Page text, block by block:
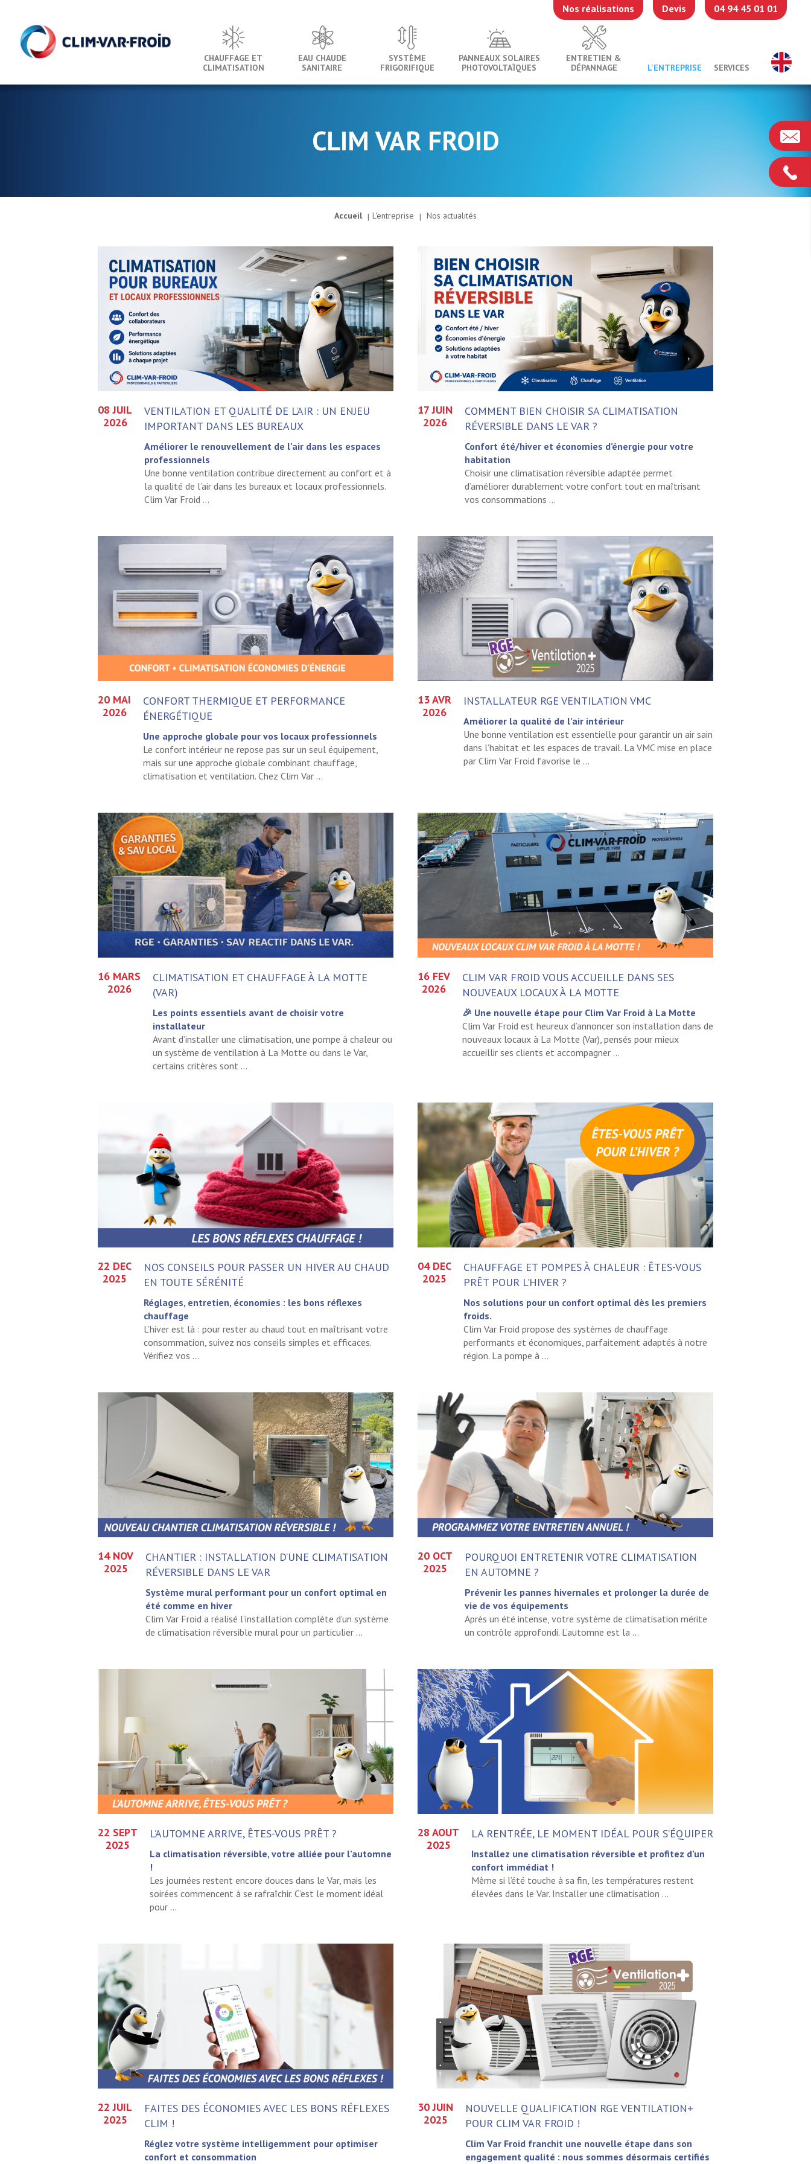
CHAUFFAGE ET
CLIMATISATION
EAU CHAUDE
SANITAIRE
SYSTÈME
FRIGORIFIQUE
PANNEAUX SOLAIRES
PHOTOVOLTAÏQUES
ENTRETIEN &
DÉPANNAGE
L'ENTREPRISE SERVICES
Nos réalisations Devis 04 94 45 01 01
CLIM VAR FROID
Accueil L'entreprise Nos actualités
08 JUIL
2026
VENTILATION ET QUALITÉ DE L’AIR : UN ENJEU
IMPORTANT DANS LES BUREAUX
Améliorer le renouvellement de l’air dans les espaces
professionnels
Une bonne ventilation contribue directement au confort et à
la qualité de l’air dans les bureaux et locaux professionnels.
Clim Var Froid ...
17 JUIN
2026
COMMENT BIEN CHOISIR SA CLIMATISATION
RÉVERSIBLE DANS LE VAR ?
Confort été/hiver et économies d’énergie pour votre
habitation
Choisir une climatisation réversible adaptée permet
d’améliorer durablement votre confort tout en maîtrisant
vos consommations ...
20 MAI
2026
CONFORT THERMIQUE ET PERFORMANCE
ÉNERGÉTIQUE
Une approche globale pour vos locaux professionnels
Le confort intérieur ne repose pas sur un seul équipement,
mais sur une approche globale combinant chauffage,
climatisation et ventilation. Chez Clim Var ...
13 AVR
2026
INSTALLATEUR RGE VENTILATION VMC
Améliorer la qualité de l’air intérieur
Une bonne ventilation est essentielle pour garantir un air sain
dans l’habitat et les espaces de travail. La VMC mise en place
par Clim Var Froid favorise le ...
16 MARS
2026
CLIMATISATION ET CHAUFFAGE À LA MOTTE
(VAR)
Les points essentiels avant de choisir votre
installateur
Avant d’installer une climatisation, une pompe à chaleur ou
un système de ventilation à La Motte ou dans le Var,
certains critères sont ...
16 FEV
2026
CLIM VAR FROID VOUS ACCUEILLE DANS SES
NOUVEAUX LOCAUX À LA MOTTE
🎉 Une nouvelle étape pour Clim Var Froid à La Motte
Clim Var Froid est heureux d’annoncer son installation dans de
nouveaux locaux à La Motte (Var), pensés pour mieux
accueillir ses clients et accompagner ...
22 DEC
2025
NOS CONSEILS POUR PASSER UN HIVER AU CHAUD
EN TOUTE SÉRÉNITÉ
Réglages, entretien, économies : les bons réflexes
chauffage
L’hiver est là : pour rester au chaud tout en maîtrisant votre
consommation, suivez nos conseils simples et efficaces.
Vérifiez vos ...
04 DEC
2025
CHAUFFAGE ET POMPES À CHALEUR : ÊTES-VOUS
PRÊT POUR L’HIVER ?
Nos solutions pour un confort optimal dès les premiers
froids.
Clim Var Froid propose des systèmes de chauffage
performants et économiques, parfaitement adaptés à notre
région. La pompe à ...
14 NOV
2025
CHANTIER : INSTALLATION D’UNE CLIMATISATION
RÉVERSIBLE DANS LE VAR
Système mural performant pour un confort optimal en
été comme en hiver
Clim Var Froid a réalisé l’installation complète d’un système
de climatisation réversible mural pour un particulier ...
20 OCT
2025
POURQUOI ENTRETENIR VOTRE CLIMATISATION
EN AUTOMNE ?
Prévenir les pannes hivernales et prolonger la durée de
vie de vos équipements
Après un été intense, votre système de climatisation mérite
un contrôle approfondi. L’automne est la ...
22 SEPT
2025
L’AUTOMNE ARRIVE, ÊTES-VOUS PRÊT ?
La climatisation réversible, votre alliée pour l’automne
!
Les journées restent encore douces dans le Var, mais les
soirées commencent à se rafraîchir. C’est le moment idéal
pour ...
28 AOUT
2025
LA RENTRÉE, LE MOMENT IDÉAL POUR S’ÉQUIPER
Installez une climatisation réversible et profitez d’un
confort immédiat !
Même si l’été touche à sa fin, les températures restent
élevées dans le Var. Installer une climatisation ...
22 JUIL
2025
FAITES DES ÉCONOMIES AVEC LES BONS RÉFLEXES
CLIM !
Réglez votre système intelligemment pour optimiser
confort et consommation
30 JUIN
2025
NOUVELLE QUALIFICATION RGE VENTILATION+
POUR CLIM VAR FROID !
Clim Var Froid franchit une nouvelle étape dans son
engagement qualité : nous sommes désormais certifiés